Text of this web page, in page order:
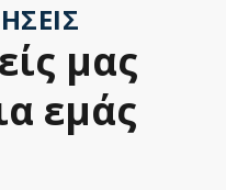
μας
εμάς